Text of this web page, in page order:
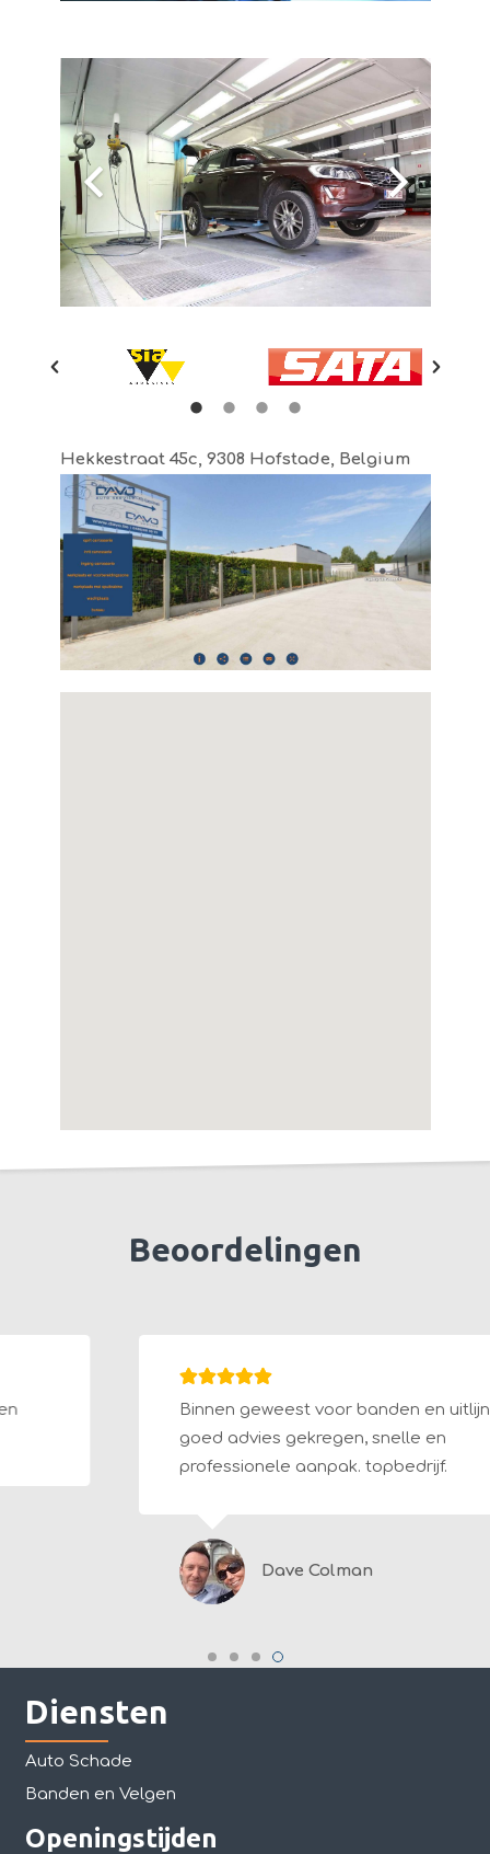
Hekkestraat 45c, 9308 Hofstade, Belgium
Beoordelingen
Binnen geweest voor banden en uitlijning.
goed advies gekregen, snelle en
professionele aanpak. topbedrijf.
Dave Colman
Diensten
Auto Schade
Banden en Velgen
Openingstijden